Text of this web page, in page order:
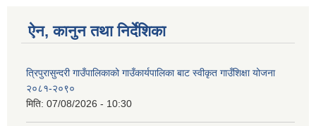
ऐन, कानुन तथा निर्देशिका
त्रिपुरासुन्दरी गाउँपालिकाको गाउँकार्यपालिका बाट स्वीकृत गाउँशिक्षा योजना
२०८१-२०९०
मिति: 07/08/2026 - 10:30